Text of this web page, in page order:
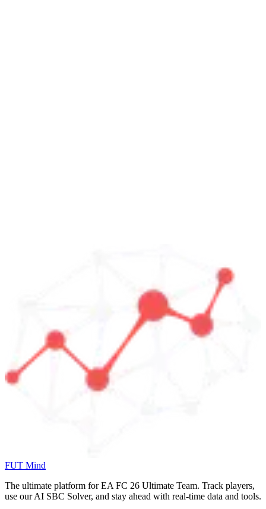
FUT Mind
The ultimate platform for EA FC 26 Ultimate Team. Track players,
use our AI SBC Solver, and stay ahead with real-time data and tools.